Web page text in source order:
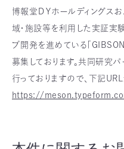
博報堂ＤＹホールディングス
域・施設等を利用した実証実
プ開発を進めている「
募集しております。共同研究
行っておりますので、下記
https://